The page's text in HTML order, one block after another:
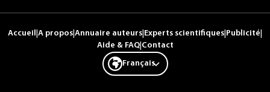
Accueil A propos Annuaire auteurs Experts scientifiques Publicité
Aide & FAQ| Contact
Français